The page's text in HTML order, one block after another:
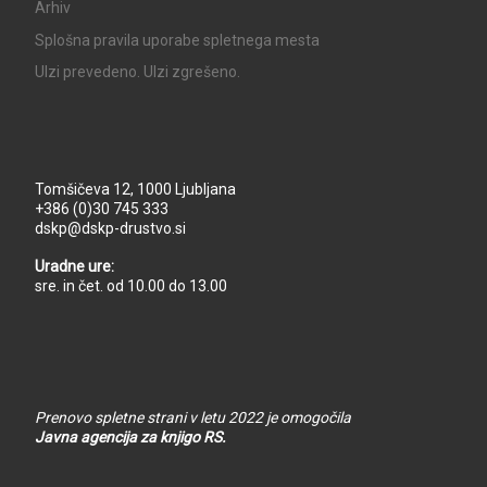
Arhiv
Splošna pravila uporabe spletnega mesta
UIzi prevedeno. UIzi zgrešeno.
Tomšičeva 12, 1000 Ljubljana
+386 (0)30 745 333
dskp@dskp-drustvo.si
Uradne ure:
sre. in čet. od 10.00 do 13.00
Prenovo spletne strani v letu 2022 je omogočila
Javna agencija za knjigo RS.